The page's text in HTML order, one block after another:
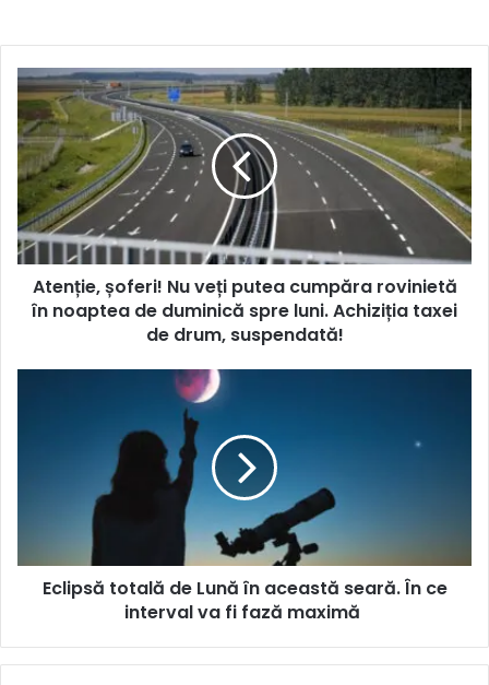
Atenție, șoferi! Nu veți putea cumpăra rovinietă
în noaptea de duminică spre luni. Achiziția taxei
de drum, suspendată!
Eclipsă totală de Lună în această seară. În ce
interval va fi fază maximă